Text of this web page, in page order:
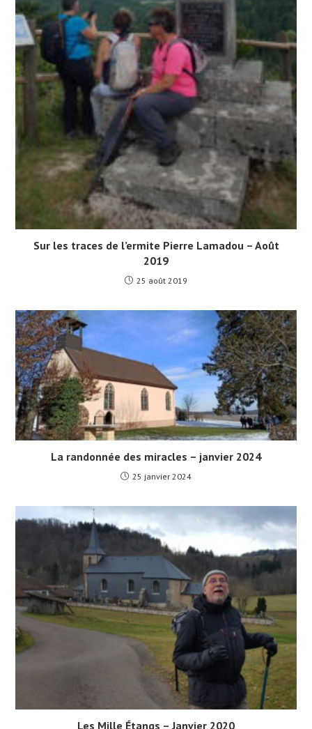
Sur les traces de l’ermite Pierre Lamadou – Août
2019
25 août 2019
La randonnée des miracles – janvier 2024
25 janvier 2024
Les Mille Étangs – Janvier 2020